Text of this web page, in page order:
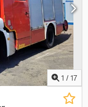
EU-weit -
for english,
1 / 17